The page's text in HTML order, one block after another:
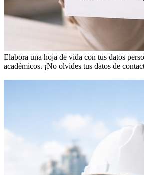
Elabora una hoja de vida con tus datos
académicos. ¡No olvides tus datos de